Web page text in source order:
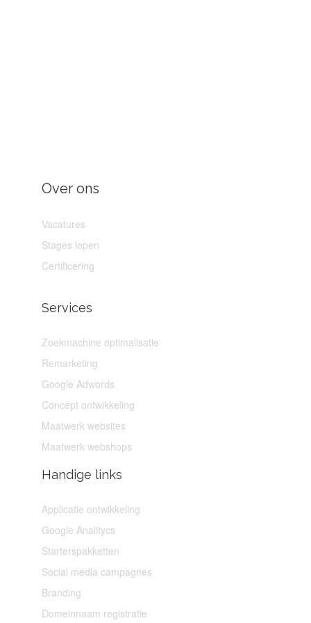
Over ons
Vacatures
Stages lopen
Certificering
Services
Zoekmachine optimalisatie
Remarketing
Google Adwords
Concept ontwikkeling
Maatwerk websites
Maatwerk webshops
Handige links
Applicatie ontwikkeling
Google Analitycs
Starterspakketten
Social media campagnes
Branding
Domeinnaam registratie